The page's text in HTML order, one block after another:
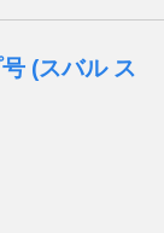
(スバル ス